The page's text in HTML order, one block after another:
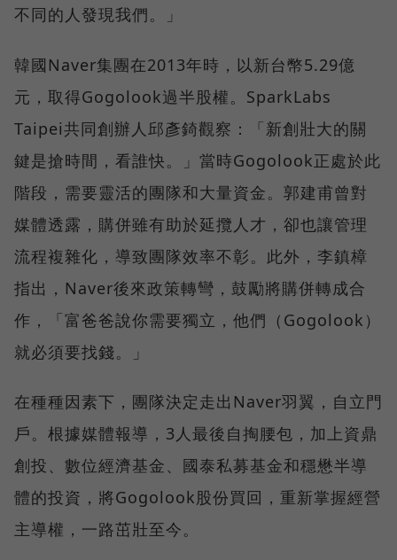
不同的人發現我們。」
韓國Naver集團在2013年時，以新台幣5.29億
元，取得Gogolook過半股權。SparkLabs
Taipei共同創辦人邱彥錡觀察：「新創壯大的關
鍵是搶時間，看誰快。」當時Gogolook正處於此
階段，需要靈活的團隊和大量資金。郭建甫曾對
媒體透露，購併雖有助於延攬人才，卻也讓管理
流程複雜化，導致團隊效率不彰。此外，李鎮樟
指出，Naver後來政策轉彎，鼓勵將購併轉成合
作，「富爸爸說你需要獨立，他們（Gogolook）
就必須要找錢。」
在種種因素下，團隊決定走出Naver羽翼，自立門
戶。根據媒體報導，3人最後自掏腰包，加上資鼎
創投、數位經濟基金、國泰私募基金和穩懋半導
體的投資，將Gogolook股份買回，重新掌握經營
主導權，一路茁壯至今。